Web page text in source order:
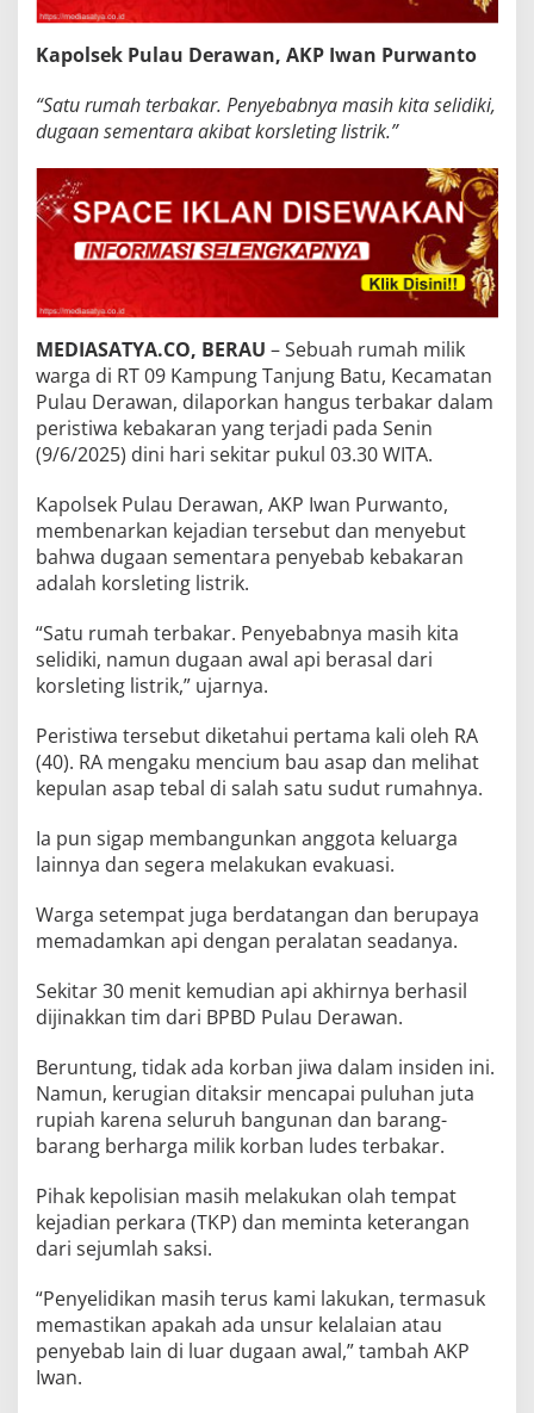
Kapolsek Pulau Derawan, AKP Iwan Purwanto
“Satu rumah terbakar. Penyebabnya masih kita selidiki,
dugaan sementara akibat korsleting listrik.”
MEDIASATYA.CO, BERAU – Sebuah rumah milik
warga di RT 09 Kampung Tanjung Batu, Kecamatan
Pulau Derawan, dilaporkan hangus terbakar dalam
peristiwa kebakaran yang terjadi pada Senin
(9/6/2025) dini hari sekitar pukul 03.30 WITA.
Kapolsek Pulau Derawan, AKP Iwan Purwanto,
membenarkan kejadian tersebut dan menyebut
bahwa dugaan sementara penyebab kebakaran
adalah korsleting listrik.
“Satu rumah terbakar. Penyebabnya masih kita
selidiki, namun dugaan awal api berasal dari
korsleting listrik,” ujarnya.
Peristiwa tersebut diketahui pertama kali oleh RA
(40). RA mengaku mencium bau asap dan melihat
kepulan asap tebal di salah satu sudut rumahnya.
Ia pun sigap membangunkan anggota keluarga
lainnya dan segera melakukan evakuasi.
Warga setempat juga berdatangan dan berupaya
memadamkan api dengan peralatan seadanya.
Sekitar 30 menit kemudian api akhirnya berhasil
dijinakkan tim dari BPBD Pulau Derawan.
Beruntung, tidak ada korban jiwa dalam insiden ini.
Namun, kerugian ditaksir mencapai puluhan juta
rupiah karena seluruh bangunan dan barang-
barang berharga milik korban ludes terbakar.
Pihak kepolisian masih melakukan olah tempat
kejadian perkara (TKP) dan meminta keterangan
dari sejumlah saksi.
“Penyelidikan masih terus kami lakukan, termasuk
memastikan apakah ada unsur kelalaian atau
penyebab lain di luar dugaan awal,” tambah AKP
Iwan.